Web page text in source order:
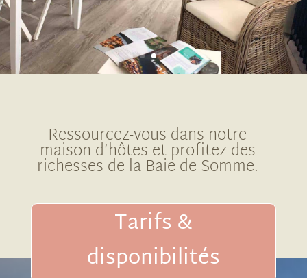
Ressourcez-vous dans notre
maison d’hôtes et profitez des
richesses de la Baie de Somme.
Tarifs &
disponibilités